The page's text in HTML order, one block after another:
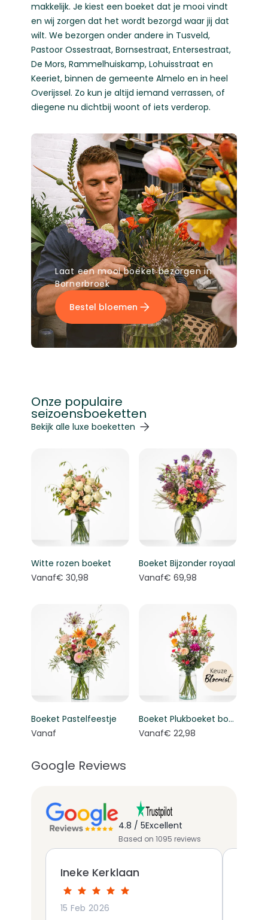
makkelijk. Je kiest een boeket dat je mooi vindt
en wij zorgen dat het wordt bezorgd waar jij dat
wilt. We bezorgen onder andere in Tusveld,
Pastoor Ossestraat, Bornsestraat, Entersestraat,
De Mors, Rammelhuiskamp, Lohuisstraat en
Keeriet, binnen de gemeente Almelo en in heel
Overijssel. Zo kun je altijd iemand verrassen, of
diegene nu dichtbij woont of iets verderop.
Laat een mooi boeket bezorgen in
Bornerbroek
Bestel bloemen
Onze populaire
seizoensboeketten
Navigeren door de elementen van de carrousel is
Druk om carrousel over te slaan
Bekijk alle luxe boeketten
Witte rozen boeket
Vanaf€ 30,98
Boeket Bijzonder royaal
Vanaf€ 69,98
Boeket Pastelfeestje
Vanaf
Boeket Plukboeket bont - Keuze bloemist
Vanaf€ 22,98
Google Reviews
4.8 / 5Excellent
Based on 1095 reviews
Ineke Kerklaan
15 Feb 2026